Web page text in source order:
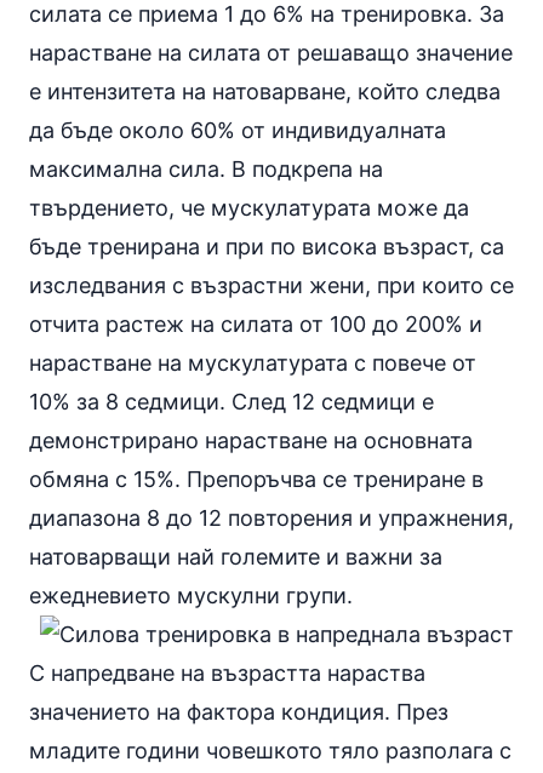
силата се приема 1 до 6% на тренировка. За
нарастване на силата от решаващо значение
е интензитета на натоварване, който следва
да бъде около 60% от индивидуалната
максимална сила. В подкрепа на
твърдението, че мускулатурата може да
бъде тренирана и при по висока възраст, са
изследвания с възрастни жени, при които се
отчита растеж на силата от 100 до 200% и
нарастване на мускулатурата с повече от
10% за 8 седмици. След 12 седмици е
демонстрирано нарастване на основната
обмяна с 15%. Препоръчва се трениране в
диапазона 8 до 12 повторения и упражнения,
натоварващи най големите и важни за
ежедневието мускулни групи.
С напредване на възрастта нараства
значението на фактора кондиция. През
младите години човешкото тяло разполага с